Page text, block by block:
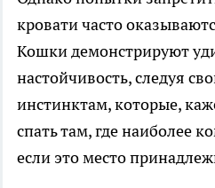
кровати часто
Кошки демонстрируют
настойчивость, следуя
инстинктам, которые,
спать там, где наиболее
если это место